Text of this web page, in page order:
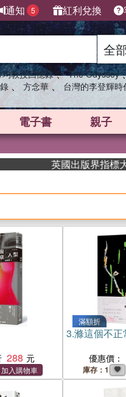
通知 5 紅利兌換
均教授回憶錄 、 The Odyssey
、 方念華 、 台灣的李登輝時
電子書 親子
英國出版界指標大獎肯定
288
滿額折
3.滌這個不正
優惠價：
庫存：1